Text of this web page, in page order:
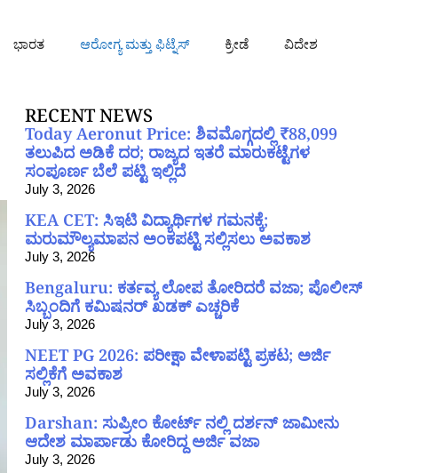
ಭಾರತ ಆರೋಗ್ಯ ಮತ್ತು ಫಿಟ್ನೆಸ್ ಕ್ರೀಡೆ ವಿದೇಶ
RECENT NEWS
Today Aeronut Price: ಶಿವಮೊಗ್ಗದಲ್ಲಿ ₹88,099
ತಲುಪಿದ ಅಡಿಕೆ ದರ; ರಾಜ್ಯದ ಇತರೆ ಮಾರುಕಟ್ಟೆಗಳ
ಸಂಪೂರ್ಣ ಬೆಲೆ ಪಟ್ಟಿ ಇಲ್ಲಿದೆ
July 3, 2026
KEA CET: ಸಿಇಟಿ ವಿದ್ಯಾರ್ಥಿಗಳ ಗಮನಕ್ಕೆ;
ಮರುಮೌಲ್ಯಮಾಪನ ಅಂಕಪಟ್ಟಿ ಸಲ್ಲಿಸಲು ಅವಕಾಶ
July 3, 2026
Bengaluru: ಕರ್ತವ್ಯ ಲೋಪ ತೋರಿದರೆ ವಜಾ; ಪೊಲೀಸ್
ಸಿಬ್ಬಂದಿಗೆ ಕಮಿಷನರ್ ಖಡಕ್ ಎಚ್ಚರಿಕೆ
July 3, 2026
NEET PG 2026: ಪರೀಕ್ಷಾ ವೇಳಾಪಟ್ಟಿ ಪ್ರಕಟ; ಅರ್ಜಿ
ಸಲ್ಲಿಕೆಗೆ ಅವಕಾಶ
July 3, 2026
Darshan: ಸುಪ್ರೀಂ ಕೋರ್ಟ್ ನಲ್ಲಿ ದರ್ಶನ್ ಜಾಮೀನು
ಆದೇಶ ಮಾರ್ಪಾಡು ಕೋರಿದ್ದ ಅರ್ಜಿ ವಜಾ
July 3, 2026